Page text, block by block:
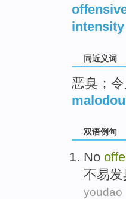
同近义词
恶臭；
双语例句
No
不易发
youdao